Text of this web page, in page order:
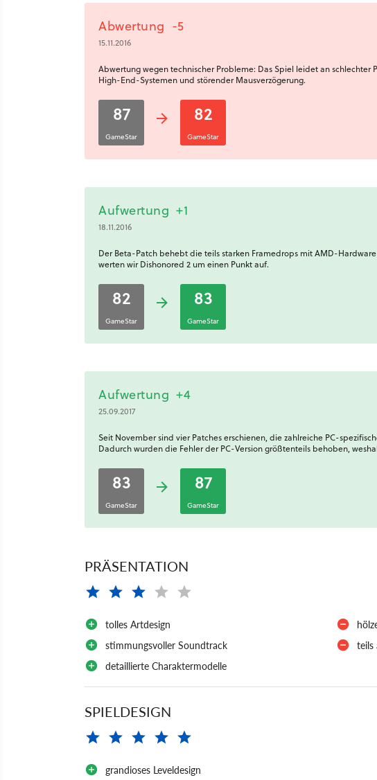
Abwertung -5
15.11.2016
Abwertung wegen technischer Probleme: Das Spiel leidet an schlechter
High-End-Systemen und störender Mausverzögerung.
87
GameStar
82
GameStar
Aufwertung +1
18.11.2016
Der Beta-Patch behebt die teils starken Framedrops mit AMD-
werten wir Dishonored 2 um einen Punkt auf.
82
GameStar
83
GameStar
Aufwertung +4
25.09.2017
Seit November sind vier Patches erschienen, die zahlreiche PC-
Dadurch wurden die Fehler der PC-Version größtenteils behoben,
83
GameStar
87
GameStar
PRÄSENTATION
tolles Artdesign
stimmungsvoller Soundtrack
detaillierte Charaktermodelle
teils
SPIELDESIGN
grandioses Leveldesign